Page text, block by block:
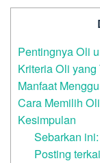
Pentingnya Oli
Kriteria Oli yang
Manfaat
Cara Memilih
Kesimpulan
Sebarkan ini:
Posting